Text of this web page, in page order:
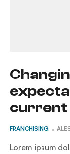
current
FRANCHISING
Lorem ipsum